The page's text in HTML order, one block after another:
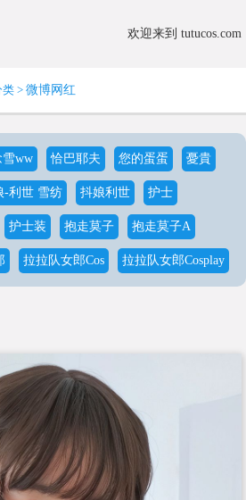
欢迎来到 tutucos.com
类 > 微博网红
雪ww 恰巴耶夫 您的蛋蛋 憂貴
-利世 雪纺 抖娘利世 护士
护士装 抱走莫子 抱走莫子A
拉拉队女郎Cos 拉拉队女郎Cosplay